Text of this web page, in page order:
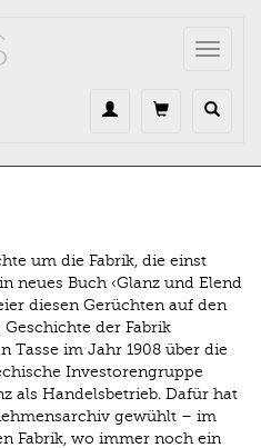
Toggle
um die Fabrik, die einst
neues Buch ‹Glanz und Elend
diesen Gerüchten auf den
der Fabrik
Tasse im Jahr 1908 über die
Investorengruppe
als Handelsbetrieb. Dafür hat
gewühlt – im
Fabrik, wo immer noch ein